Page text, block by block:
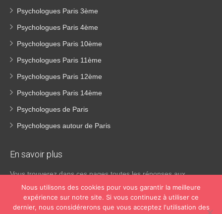
Psychologues Paris 3ème
Psychologues Paris 4ème
Psychologues Paris 10ème
Psychologues Paris 11ème
Psychologues Paris 12ème
Psychologues Paris 14ème
Psychologues de Paris
Psychologues autour de Paris
En savoir plus
Vous trouverez dans ces pages toutes les réponses aux
questions que vous vous posez généralement à propos des
aspects pratiques de la consultation chez un psychologue. Bien
des gens ne connaissent pas vraiment la différence entre un
psychiatre, un psychothérapeute et un psychologue. Si tel est
Nous utilisons des cookies pour vous garantir la meilleure
expérience sur notre site. Si vous continuez à utiliser ce
dernier, nous considérerons que vous acceptez l'utilisation des